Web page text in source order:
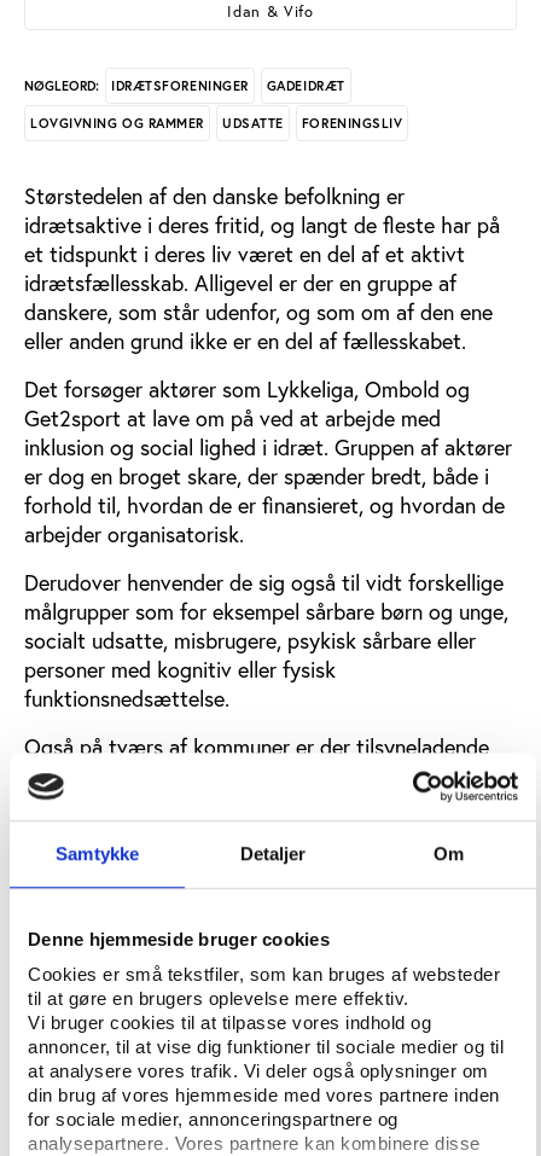
Samtykke Detaljer Om
Denne hjemmeside bruger cookies
Cookies er små tekstfiler, som kan bruges af websteder
til at gøre en brugers oplevelse mere effektiv.
Vi bruger cookies til at tilpasse vores indhold og
annoncer, til at vise dig funktioner til sociale medier og til
at analysere vores trafik. Vi deler også oplysninger om
din brug af vores hjemmeside med vores partnere inden
for sociale medier, annonceringspartnere og
analysepartnere. Vores partnere kan kombinere disse
Idan & Vifo
NØGLEORD: IDRÆTSFORENINGER GADEIDRÆT
LOVGIVNING OG RAMMER UDSATTE FORENINGSLIV
Størstedelen af den danske befolkning er
idrætsaktive i deres fritid, og langt de fleste har på
et tidspunkt i deres liv været en del af et aktivt
idrætsfællesskab. Alligevel er der en gruppe af
danskere, som står udenfor, og som om af den ene
eller anden grund ikke er en del af fællesskabet.
Det forsøger aktører som Lykkeliga, Ombold og
Get2sport at lave om på ved at arbejde med
inklusion og social lighed i idræt. Gruppen af aktører
er dog en broget skare, der spænder bredt, både i
forhold til, hvordan de er finansieret, og hvordan de
arbejder organisatorisk.
Derudover henvender de sig også til vidt forskellige
målgrupper som for eksempel sårbare børn og unge,
socialt udsatte, misbrugere, psykisk sårbare eller
personer med kognitiv eller fysisk
funktionsnedsættelse.
Også på tværs af kommuner er der tilsyneladende
stor variation i, hvilke typer af tilbud man kan
deltage i, blandt andet fordi der helt konkret er stor
I en ny kortlægning vil Idrættens Analyseinstitut
indsatser og aktører. Det sker i samarbejde med
Grundfos Fonden (Poul Due Jensens Fond) og
Lauritzen Fonden, som støtter undersøgelsen
økonomisk og er optaget af fællesskabets sociale
muligheder.
Idrætten kan noget særligt, men ikke alle